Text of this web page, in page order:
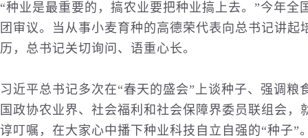
“种业是最重要的，搞农业要把种业搞上去。”今年全
团审议。当从事小麦育种的高德荣代表向总书记讲
历，总书记关切询问、语重心长。
习近平总书记多次在“春天的盛会”上谈种子、强调
国政协农业界、社会福利和社会保障界委员联组会
谆叮嘱，在大家心中播下种业科技 自立自强的“种子”